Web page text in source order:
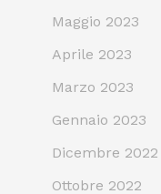
Maggio 2023
Aprile 2023
Marzo 2023
Gennaio 2023
Dicembre 2022
Ottobre 2022